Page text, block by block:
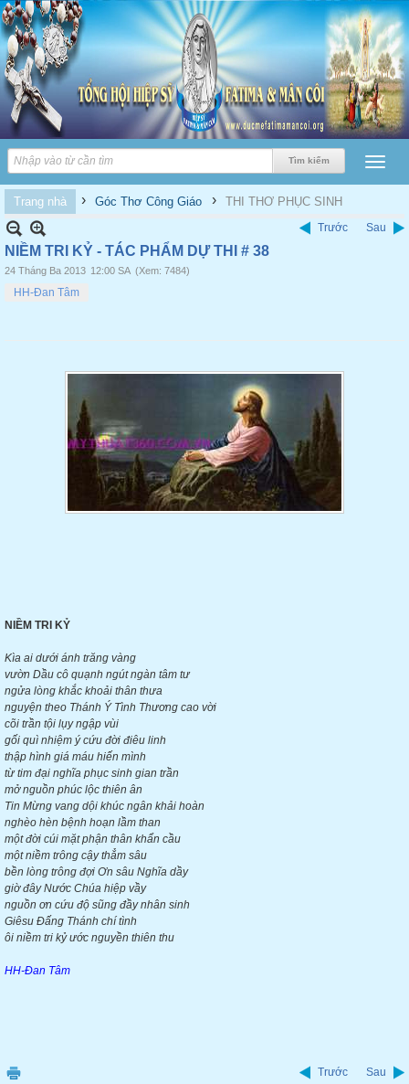
Trang nhà › Góc Thơ Công Giáo › THI THƠ PHỤC SINH
Trước Sau
NIỀM TRI KỶ - TÁC PHẨM DỰ THI # 38
24 Tháng Ba 2013 12:00 SA (Xem: 7484)
HH-Đan Tâm
NIỀM TRI KỶ
Kìa ai dưới ánh trăng vàng
vườn Dầu cô quạnh ngút ngàn tâm tư
ngửa lòng khắc khoải thân thưa
nguyện theo Thánh Ý Tình Thương cao vời
cõi trần tội lụy ngập vùi
gối quì nhiệm ý cứu đời điêu linh
thập hình giá máu hiến mình
từ tim đại nghĩa phục sinh gian trần
mở nguồn phúc lộc thiên ân
Tin Mừng vang dội khúc ngân khải hoàn
nghèo hèn bệnh hoạn lầm than
một đời cúi mặt phận thân khẩn cầu
một niềm trông cậy thẳm sâu
bền lòng trông đợi Ơn sâu Nghĩa dầy
giờ đây Nước Chúa hiệp vầy
nguồn ơn cứu độ sũng đầy nhân sinh
Giêsu Đấng Thánh chí tình
ôi niềm tri kỷ ước nguyền thiên thu
HH-Đan Tâm
Trước Sau